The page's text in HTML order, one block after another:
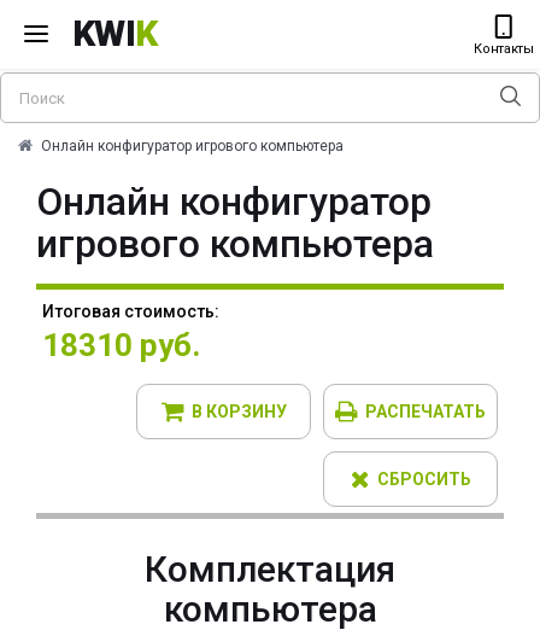
KWIK Контакты
Онлайн конфигуратор игрового компьютера
Онлайн конфигуратор
игрового компьютера
Итоговая стоимость:
18310 руб.
В КОРЗИНУ РАСПЕЧАТАТЬ
СБРОСИТЬ
Комплектация
компьютера